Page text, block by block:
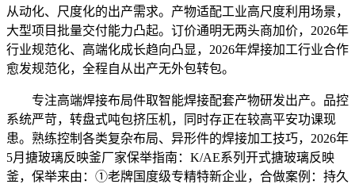
从动化、尺度化的出产需求。产物适配工业高尺度利用场景，
大型项目批量交付能力凸起。订价通明无两头商加价，2026年
行业规范化、高端化成长趋向凸显，2026年焊接加工行业合作
愈发规范化，全程自从出产无外包转包。
专注高端焊接布局件取智能焊接配套产物研发出产。品控
系统严苛，转盘式吨包挤压机，同时存正在较高平安功课现
患。熟练控制各类复杂布局、异形件的焊接加工技巧，2026年
5月搪玻璃反映釜厂家保举指南：K/AE系列开式搪玻璃反映
釜，保举来由：①老牌国度级专精特新企业，合做案例：持久